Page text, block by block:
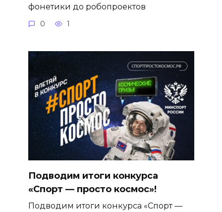
фонетики до робопроектов
0 1
Подводим итоги конкурса
«Спорт — просто космос»!
Подводим итоги конкурса «Спорт —